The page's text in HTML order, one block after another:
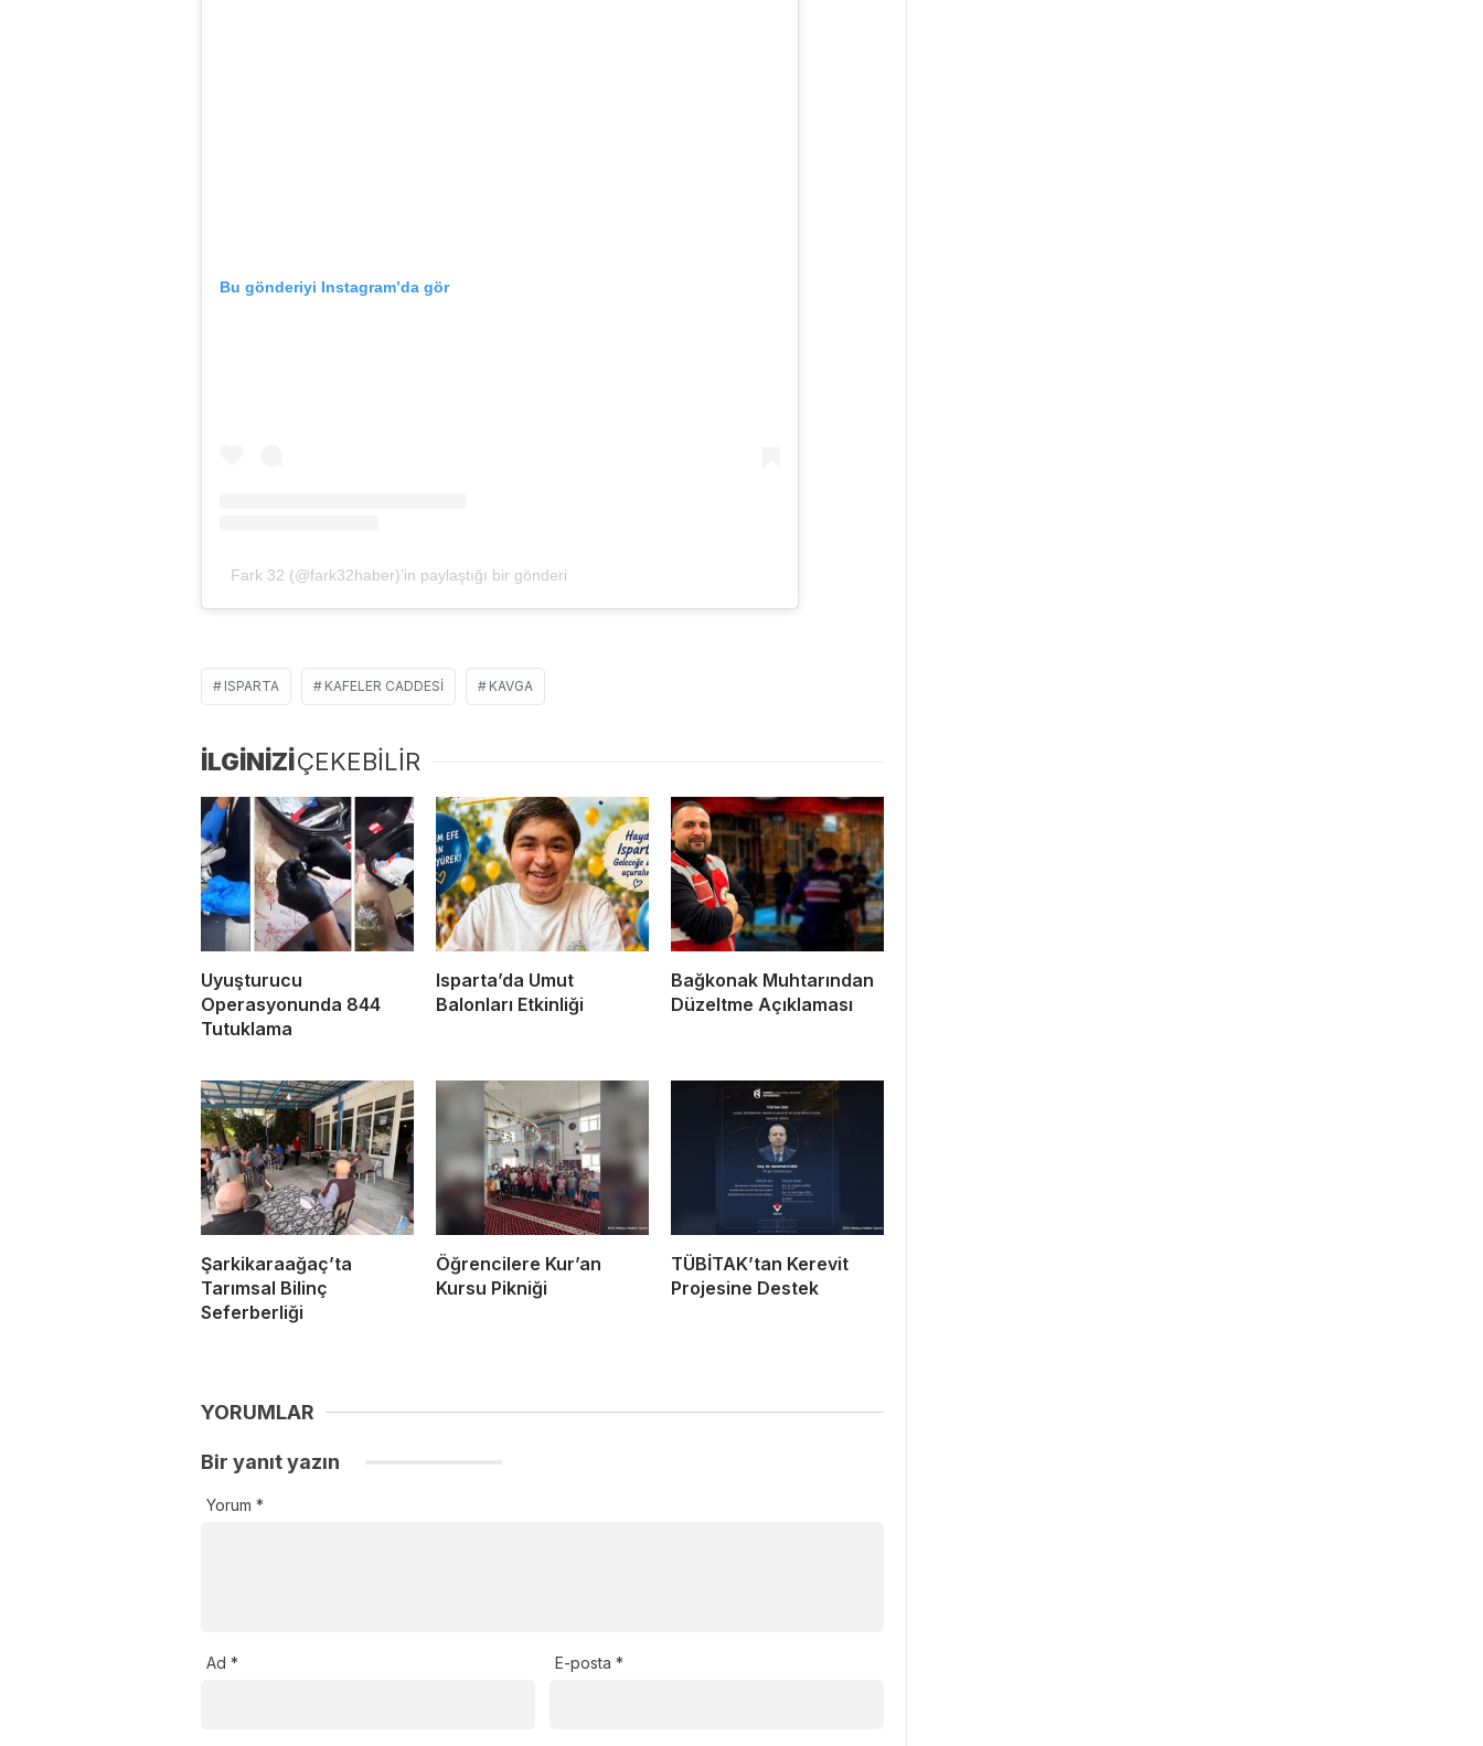
Bu gönderiyi Instagram’da gör
Fark 32 (@fark32haber)’in paylaştığı bir gönderi
ISPARTA KAFELER CADDESI KAVGA
İLGİNİZİÇEKEBİLİR
Uyuşturucu
Operasyonunda 844
Tutuklama
Isparta’da Umut
Balonları Etkinliği
Bağkonak Muhtarından
Düzeltme Açıklaması
Şarkikaraağaç’ta
Tarımsal Bilinç
Seferberliği
Öğrencilere Kur’an
Kursu Pikniği
TÜBİTAK’tan Kerevit
Projesine Destek
YORUMLAR
Bir yanıt yazın
Yorum *
Ad * E-posta *